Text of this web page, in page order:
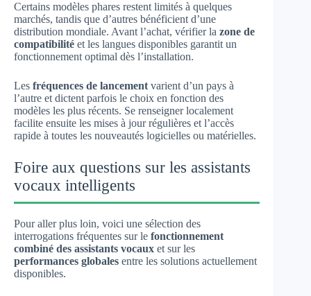
Certains modèles phares restent limités à quelques
marchés, tandis que d’autres bénéficient d’une
distribution mondiale. Avant l’achat, vérifier la zone de
compatibilité et les langues disponibles garantit un
fonctionnement optimal dès l’installation.
Les fréquences de lancement varient d’un pays à
l’autre et dictent parfois le choix en fonction des
modèles les plus récents. Se renseigner localement
facilite ensuite les mises à jour régulières et l’accès
rapide à toutes les nouveautés logicielles ou matérielles.
Foire aux questions sur les assistants
vocaux intelligents
Pour aller plus loin, voici une sélection des
interrogations fréquentes sur le fonctionnement
combiné des assistants vocaux et sur les
performances globales entre les solutions actuellement
disponibles.